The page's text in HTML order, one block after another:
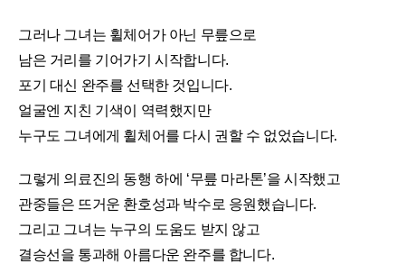
그러나 그녀는 휠체어가 아닌 무릎으로
남은 거리를 기어가기 시작합니다.
포기 대신 완주를 선택한 것입니다.
얼굴엔 지친 기색이 역력했지만
누구도 그녀에게 휠체어를 다시 권할 수 없었습니다.
그렇게 의료진의 동행 하에 ‘무릎 마라톤’을 시작했고
관중들은 뜨거운 환호성과 박수로 응원했습니다.
그리고 그녀는 누구의 도움도 받지 않고
결승선을 통과해 아름다운 완주를 합니다.